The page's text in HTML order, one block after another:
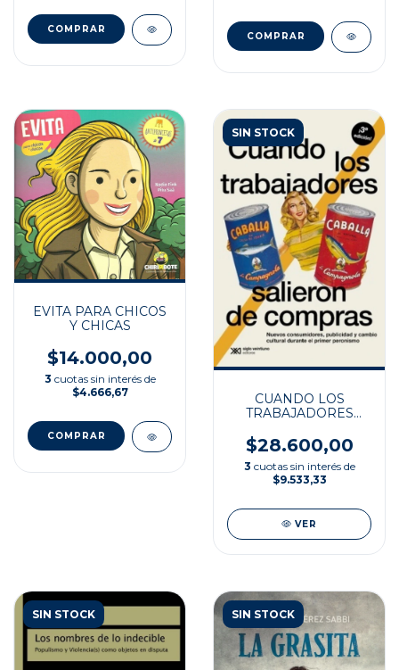
EVITA PARA CHICOS
Y CHICAS
$14.000,00
3 cuotas sin interés de
$4.666,67
SIN STOCK
CUANDO LOS
TRABAJADORES
COMPRAS
$28.600,00
3 cuotas sin interés de
$9.533,33
VER
SIN STOCK SIN STOCK